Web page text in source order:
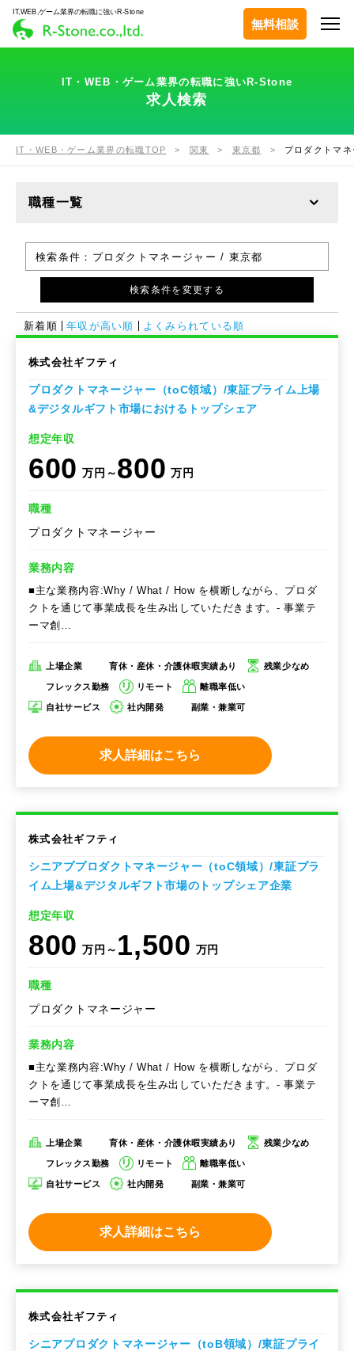
IT,WEB,ゲーム業界の転職に強いR-Stone
無料相談
IT・WEB・ゲーム業界の転職に強いR-Stone
求人検索
IT・WEB・ゲーム業界の転職TOP 関東 東京都 プロダクトマ
職種一覧
検索条件： プロダクトマネージャー / 東京都
検索条件を変更する
新着順 年収が高い順 よくみられている順
株式会社ギフティ
プロダクトマネージャー（toC領域）/東証プライム上場
&デジタルギフト市場におけるトップシェア
想定年収
600 万円～800 万円
職種
プロダクトマネージャー
業務内容
■主な業務内容:Why / What / How を横断しながら、プロダ
クトを通じて事業成長を生み出していただきます。- 事業テ
ーマ創…
上場企業 育休・産休・介護休暇実績あり 残業少なめ
フレックス勤務 リモート 離職率低い
自社サービス 社内開発 副業・兼業可
求人詳細はこちら
株式会社ギフティ
シニアププロダクトマネージャー（toC領域）/東証プラ
イム上場&デジタルギフト市場のトップシェア企業
想定年収
800 万円～ 1,500 万円
職種
プロダクトマネージャー
業務内容
■主な業務内容:Why / What / How を横断しながら、プロダ
クトを通じて事業成長を生み出していただきます。- 事業テ
ーマ創…
上場企業 育休・産休・介護休暇実績あり 残業少なめ
フレックス勤務 リモート 離職率低い
自社サービス 社内開発 副業・兼業可
求人詳細はこちら
株式会社ギフティ
シニアプロダクトマネージャー（toB領域）/東証プライ